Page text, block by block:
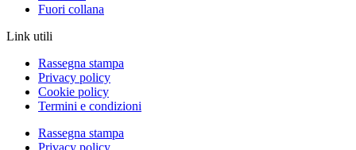
Fuori collana
Link utili
Rassegna stampa
Privacy policy
Cookie policy
Termini e condizioni
Rassegna stampa